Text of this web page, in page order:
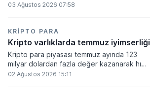
piyasa dinamiklerini etkiliyor. ABD Merkez
çalışmalarındaki belirsizliklerle baskı altında
kalmaya devam ediyor.
03 Ağustos 2026 07:58
KRIPTO PARA
Kripto varlıklarda temmuz iyimserliği
Kripto para piyasası temmuz ayında 123
milyar dolardan fazla değer kazanarak hızlı
bir toparlanma sürecine girdi. Bitcoin ve
02 Ağustos 2026 15:11